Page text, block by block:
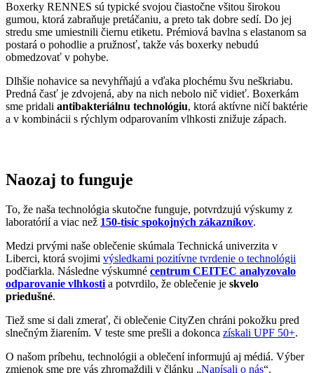
Boxerky RENNES sú typické svojou čiastočne všitou širokou
gumou, ktorá zabraňuje pretáčaniu, a preto tak dobre sedí. Do jej
stredu sme umiestnili čiernu etiketu. Prémiová bavlna s elastanom sa
postará o pohodlie a pružnosť, takže vás boxerky nebudú
obmedzovať v pohybe.
Dlhšie nohavice sa nevyhŕňajú a vďaka plochému švu neškriabu.
Predná časť je zdvojená, aby na nich nebolo nič vidieť. Boxerkám
sme pridali antibakteriálnu technológiu, ktorá aktívne ničí baktérie
a v kombinácii s rýchlym odparovaním vlhkosti znižuje zápach.
Naozaj to funguje
To, že naša technológia skutočne funguje, potvrdzujú výskumy z
laboratórií a viac než 150-tisíc spokojných zákazníkov.
Medzi prvými naše oblečenie skúmala Technická univerzita v
Liberci, ktorá svojimi výsledkami pozitívne tvrdenie o technológii
podčiarkla. Následne výskumné centrum CEITEC analyzovalo
odparovanie vlhkosti a potvrdilo, že oblečenie je skvelo
priedušné.
Tiež sme si dali zmerať, či oblečenie CityZen chráni pokožku pred
slnečným žiarením. V teste sme prešli a dokonca získali UPF 50+.
O našom príbehu, technológii a oblečení informujú aj médiá. Výber
zmienok sme pre vás zhromaždili v článku „Napísali o nás“.